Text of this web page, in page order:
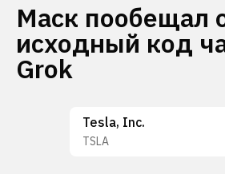
Маск пообещал
исходный код
Grok
Tesla, Inc.
TSLA